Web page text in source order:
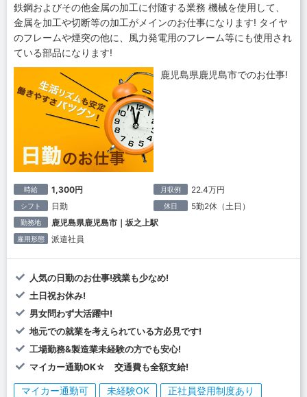
鉄鋼およびその他金属の加工に付随する業務 機械を使用して、
金属を加工や切断等の加工がメインのお仕事になります! タイヤ
のフレームや煙突の他に、風力発電用のフレーム等にも使用され
ている部品になります!
鹿児島県鹿児島市でのお仕事!
時給 1,300円 月収例 22.4万円
シフト 日勤 休日 5勤2休（土日）
勤務地 鹿児島県鹿児島市｜坂之上駅
雇用形態 派遣社員
人気の日勤のお仕事!残業も少なめ!
土日祝お休み!
男女問わず大活躍中!
地元での就業を考えられている方必見です!
工場勤務&製造業未経験の方でも安心!
マイカー通勤OK☆ 交通費も全額支給!
マイカー通勤可 未経験OK
正社員登用制度あり